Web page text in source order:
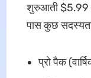
शुरुआती $5.99
पास कुछ
प्रो पैक